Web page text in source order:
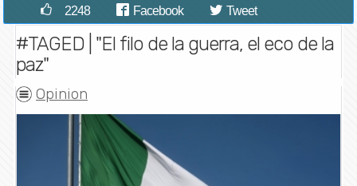
2248 Facebook Tweet
#TAGED | "El filo de la guerra, el eco de la
paz"
Opinion